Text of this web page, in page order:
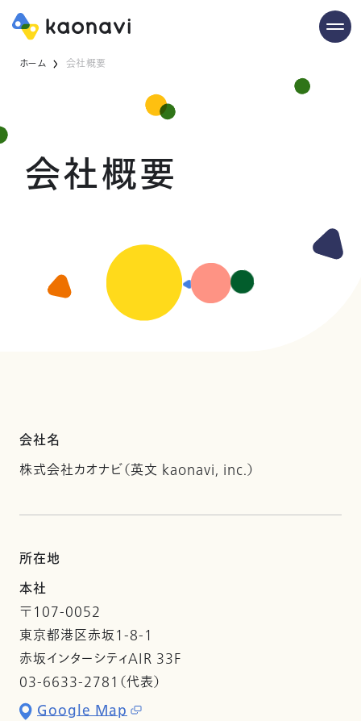
ホーム 会社概要
会社概要
会社名
株式会社カオナビ（英文 kaonavi, inc.）
所在地
本社
〒107-0052
東京都港区赤坂1-8-1
赤坂インターシティAIR 33F
03-6633-2781（代表）
Google Map